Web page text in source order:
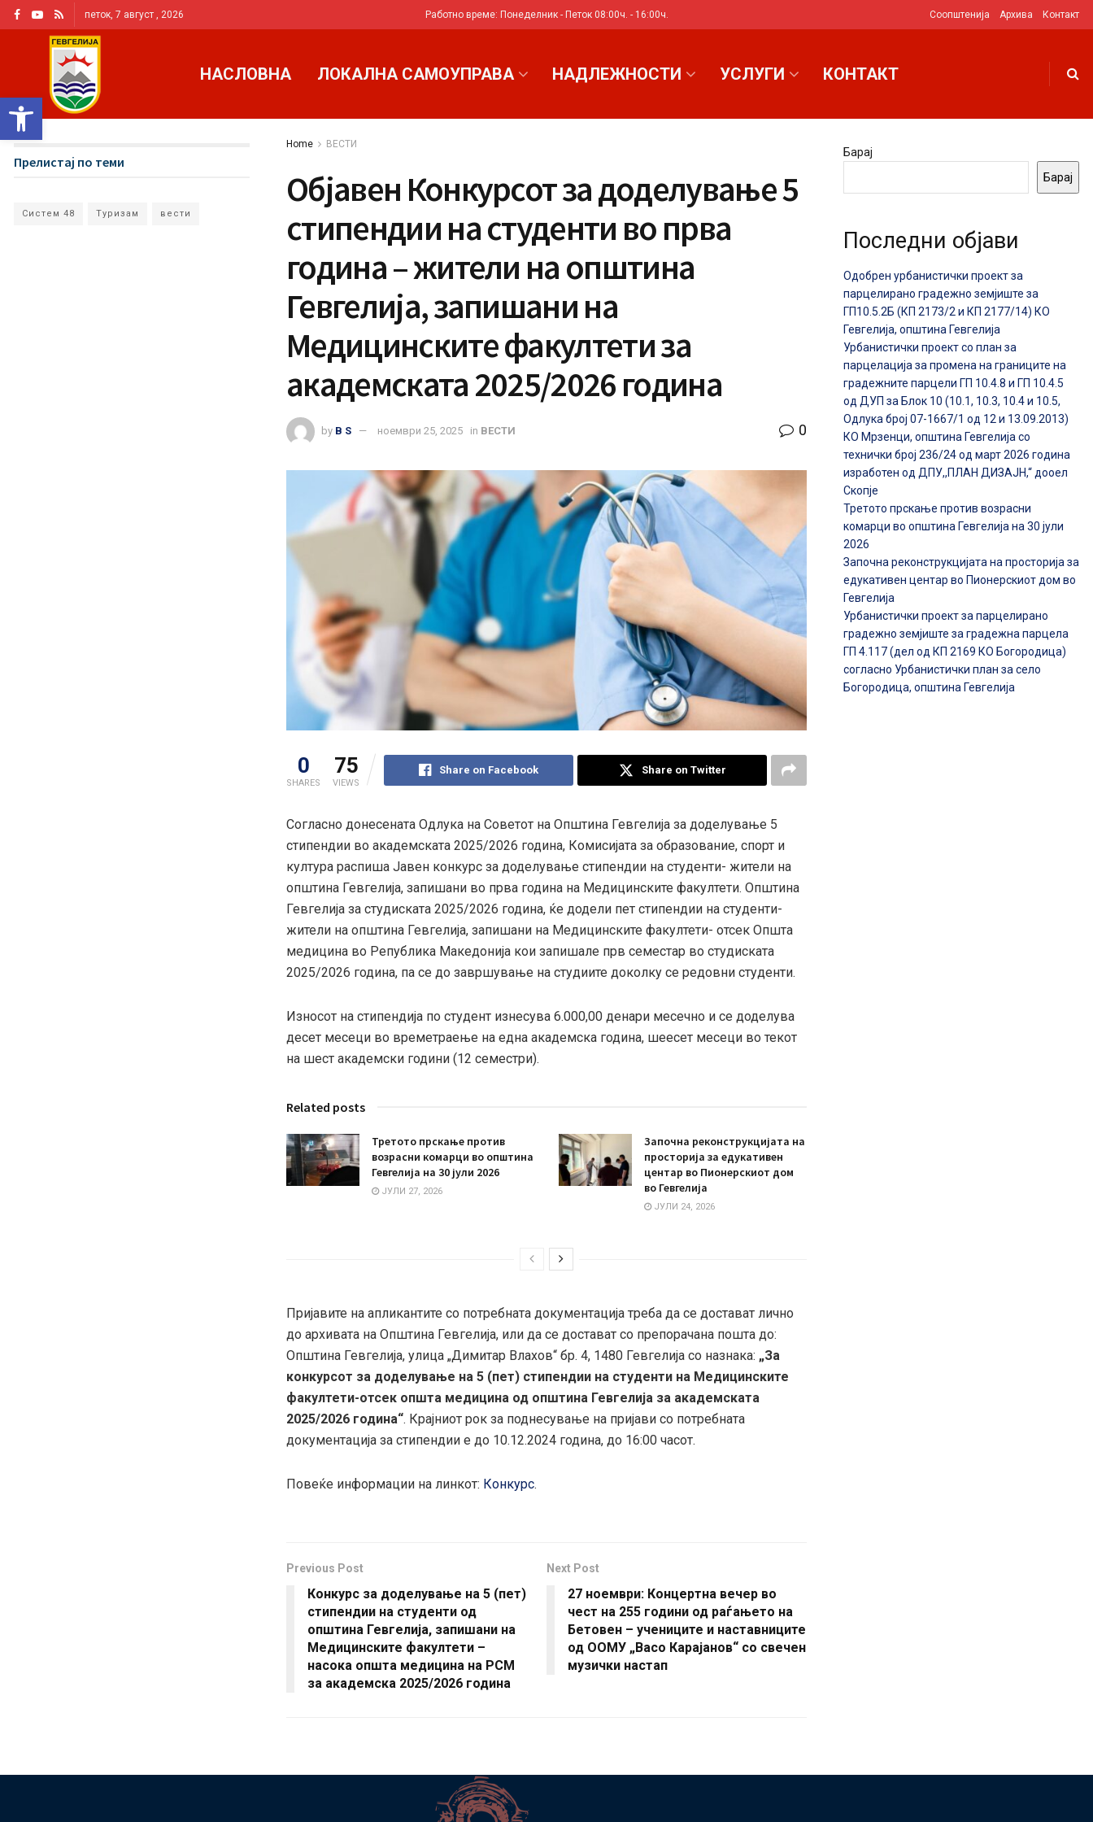
Open toolbar
петок, 7 август , 2026 Работно време: Понеделник - Петок 08:00ч. - 16:00ч. Соопштенија Архива Контакт
НАСЛОВНА ЛОКАЛНА САМОУПРАВА НАДЛЕЖНОСТИ УСЛУГИ КОНТАКТ
Home ВЕСТИ
Објавен Конкурсот за доделување 5
стипендии на студенти во прва
година – жители на општина
Гевгелија, запишани на
Медицинските факултети за
академската 2025/2026 година
by B S ноември 25, 2025 in ВЕСТИ 0
0
SHARES
75
VIEWS
Share on Facebook Share on Twitter
Согласно донесената Одлука на Советот на Општина Гевгелија за доделување 5
стипендии во академската 2025/2026 година, Комисијата за образование, спорт и
култура распиша Јавен конкурс за доделување стипендии на студенти- жители на
општина Гевгелија, запишани во прва година на Медицинските факултети. Општина
Гевгелија за студиската 2025/2026 година, ќе додели пет стипендии на студенти-
жители на општина Гевгелија, запишани на Mедицинските факултети- отсек Општа
медицина во Република Македонија кои запишале прв семестар во студиската
2025/2026 година, па се до завршување на студиите доколку се редовни студенти.
Износот на стипендија по студент изнесува 6.000,00 денари месечно и се доделува
десет месеци во времетраење на една академска година, шеесет месеци во текот
на шест академски години (12 семестри).
Related posts
Третото прскање против
возрасни комарци во општина
Гевгелија на 30 јули 2026
ЈУЛИ 27, 2026
Започна реконструкцијата на
просторија за едукативен
центар во Пионерскиот дом
во Гевгелија
ЈУЛИ 24, 2026
Пријавите на апликантите со потребната документација треба да се достават лично
до архивата на Општина Гевгелија, или да се достават со препорачана пошта до:
Општина Гевгелија, улица „Димитар Влахов“ бр. 4, 1480 Гевгелија со назнака: „За
конкурсот за доделување на 5 (пет) стипендии на студенти на Медицинските
факултети-отсек општа медицина од општина Гевгелија за академската
2025/2026 година“. Крајниот рок за поднесување на пријави со потребната
документација за стипендии е до 10.12.2024 година, до 16:00 часот.
Повеќе информации на линкот: Конкурс.
Previous Post
Конкурс за доделување на 5 (пет)
стипендии на студенти од
општина Гевгелија, запишани на
Медицинските факултети –
насока општа медицина на РСМ
за академска 2025/2026 година
Next Post
27 ноември: Концертна вечер во
чест на 255 години од раѓањето на
Бетовен – учениците и наставниците
од ООМУ „Васо Карајанов“ со свечен
музички настап
Прелистај по теми
Систем 48 Туризам вести
Барај
Барај
Последни објави
Одобрен урбанистички проект за
парцелирано градежно земјиште за
ГП10.5.2Б (КП 2173/2 и КП 2177/14) КО
Гевгелија, општина Гевгелија
Урбанистички проект со план за
парцелација за промена на границите на
градежните парцели ГП 10.4.8 и ГП 10.4.5
од ДУП за Блок 10 (10.1, 10.3, 10.4 и 10.5,
Одлука број 07-1667/1 од 12 и 13.09.2013)
КО Мрзенци, општина Гевгелија со
технички број 236/24 од март 2026 година
изработен од ДПУ,,ПЛАН ДИЗАЈН,“ дооел
Скопје
Третото прскање против возрасни
комарци во општина Гевгелија на 30 јули
2026
Започна реконструкцијата на просторија за
едукативен центар во Пионерскиот дом во
Гевгелија
Урбанистички проект за парцелирано
градежно земјиште за градежна парцела
ГП 4.117 (дел од КП 2169 КО Богородица)
согласно Урбанистички план за село
Богородица, општина Гевгелија